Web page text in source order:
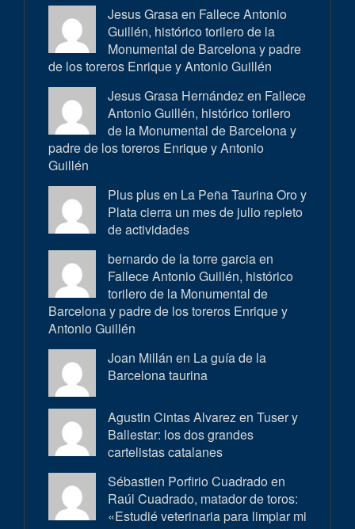
Jesus Grasa en Fallece Antonio
Guillén, histórico torilero de la
Monumental de Barcelona y padre
de los toreros Enrique y Antonio Guillén
Jesus Grasa Hernández en Fallece
Antonio Guillén, histórico torilero
de la Monumental de Barcelona y
padre de los toreros Enrique y Antonio
Guillén
Plus plus en La Peña Taurina Oro y
Plata cierra un mes de julio repleto
de actividades
bernardo de la torre garcia en
Fallece Antonio Guillén, histórico
torilero de la Monumental de
Barcelona y padre de los toreros Enrique y
Antonio Guillén
Joan Millán en La guía de la
Barcelona taurina
Agustin Cintas Alvarez en Tuser y
Ballestar: los dos grandes
cartelistas catalanes
Sébastien Porfirio Cuadrado en
Raúl Cuadrado, matador de toros:
«Estudié veterinaria para limpiar mi